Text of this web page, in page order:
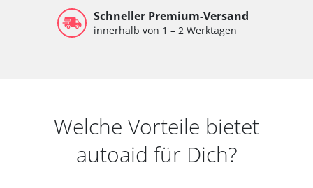
Schneller Premium-Versand
innerhalb von 1 – 2 Werktagen
Welche Vorteile bietet
autoaid für Dich?